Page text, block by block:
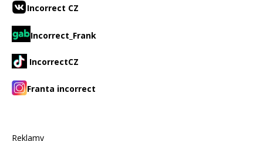
Incorrect CZ
Incorrect_Frank
IncorrectCZ
Franta incorrect
Reklamy